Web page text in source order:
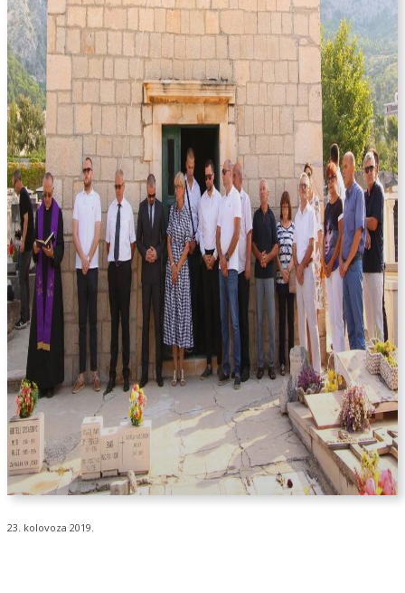
23. kolovoza 2019.